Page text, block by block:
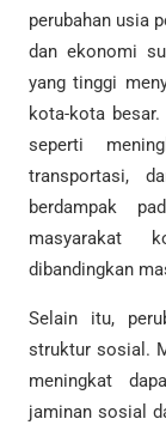
perubahan usia
dan ekonomi
yang tinggi
kota-kota
seperti
transportasi,
berdampak
masyarakat
dibandingkan
Selain itu,
struktur sosial.
meningkat
jaminan sosial